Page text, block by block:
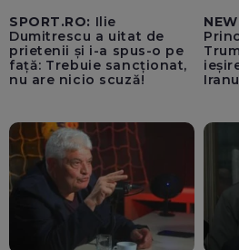
SPORT.RO: Ilie
Dumitrescu a uitat de
prietenii și i-a spus-o pe
față: Trebuie sancționat,
nu are nicio scuză!